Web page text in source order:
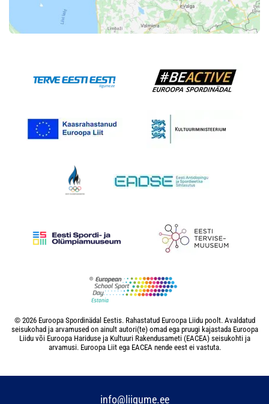
© 2026 Euroopa Spordinädal Eestis. Rahastatud Euroopa Liidu poolt. Avaldatud
seisukohad ja arvamused on ainult autori(te) omad ega pruugi kajastada Euroopa
Liidu või Euroopa Hariduse ja Kultuuri Rakendusameti (EACEA) seisukohti ja
arvamusi. Euroopa Liit ega EACEA nende eest ei vastuta.
info@liigume.ee